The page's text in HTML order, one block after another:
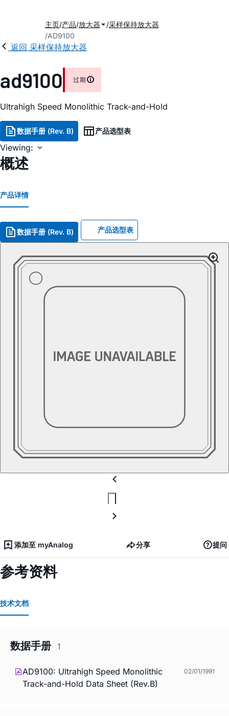
主页 产品 放大器
采样保持放大器
AD9100
返回 采样保持放大器
ad9100 过期
Ultrahigh Speed Monolithic Track-and-Hold
数据手册 (Rev. B) 产品选型表
Viewing:
概述
产品详情
数据手册 (Rev. B) 产品选型表
添加至 myAnalog 分享 提问
参考资料
技术文档
数据手册 1
AD9100: Ultrahigh Speed Monolithic
Track-and-Hold Data Sheet (Rev.B)
02/01/1991